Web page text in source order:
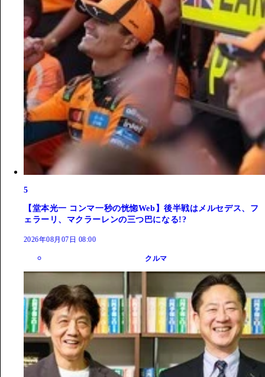
5
【堂本光一 コンマ一秒の恍惚Web】後半戦はメルセデス、フ
ェラーリ、マクラーレンの三つ巴になる!?
2026年08月07日 08:00
クルマ